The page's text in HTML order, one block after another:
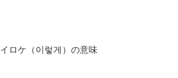
イロケ（이렇게）の意味